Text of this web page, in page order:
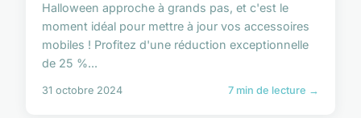
Halloween approche à grands pas, et c'est le
moment idéal pour mettre à jour vos accessoires
mobiles ! Profitez d'une réduction exceptionnelle
de 25 %...
31 octobre 2024 7 min de lecture →